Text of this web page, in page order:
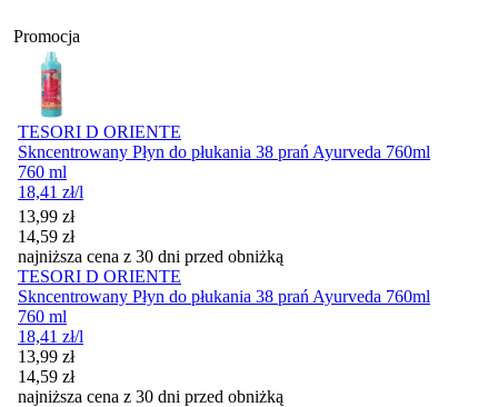
Promocja
TESORI D ORIENTE
Skncentrowany Płyn do płukania 38 prań Ayurveda 760ml
760 ml
18,41 zł/l
Cena promocyjna
13,99 zł
14,59 zł
najniższa cena z 30 dni przed obniżką
TESORI D ORIENTE
Skncentrowany Płyn do płukania 38 prań Ayurveda 760ml
760 ml
18,41 zł/l
Cena promocyjna
13,99 zł
14,59 zł
najniższa cena z 30 dni przed obniżką